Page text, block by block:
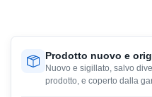
Prodotto nuovo e
Nuovo e sigillato, salvo
prodotto, e coperto dalla